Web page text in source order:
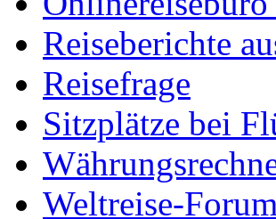
Reiseberichte
Reisefrage
Sitzplätze bei
Weltreise-Forum